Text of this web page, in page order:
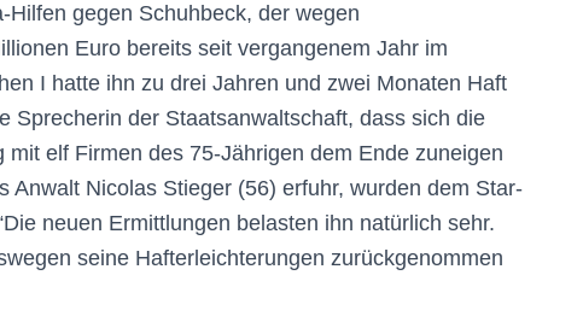
gegen Schuhbeck, der wegen
Euro bereits seit vergangenem Jahr im
I hatte ihn zu drei Jahren und zwei Monaten Haft
Sprecherin der Staatsanwaltschaft, dass sich die
elf Firmen des 75-Jährigen dem Ende zuneigen
Anwalt Nicolas Stieger (56) erfuhr, wurden dem Star-
neuen Ermittlungen belasten ihn natürlich sehr.
seine Hafterleichterungen zurückgenommen